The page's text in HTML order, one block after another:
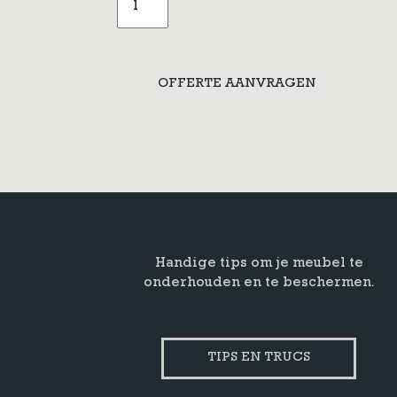
OFFERTE AANVRAGEN
Handige tips om je meubel te
onderhouden en te beschermen.
TIPS EN TRUCS